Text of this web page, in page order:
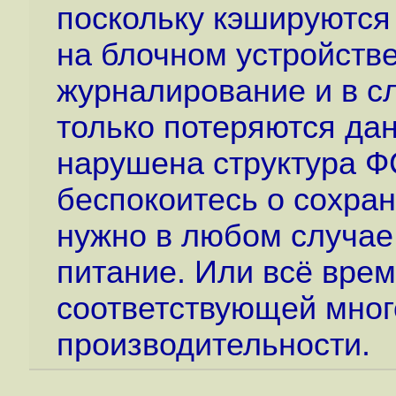
поскольку
на блочном
журналирование и в
только потеряются
нарушена структура
беспокоитесь о
нужно в любом
питание. Или всё
соответствующей
производительности.